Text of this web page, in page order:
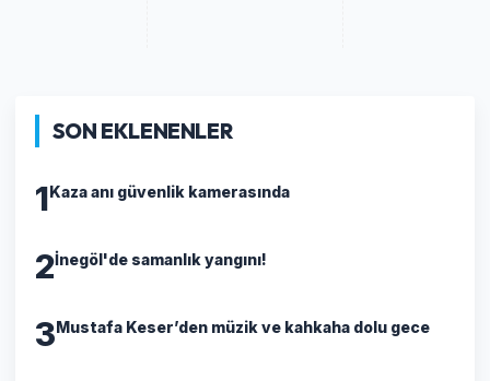
SON EKLENENLER
1Kaza anı güvenlik kamerasında
2İnegöl'de samanlık yangını!
3Mustafa Keser’den müzik ve kahkaha dolu gece